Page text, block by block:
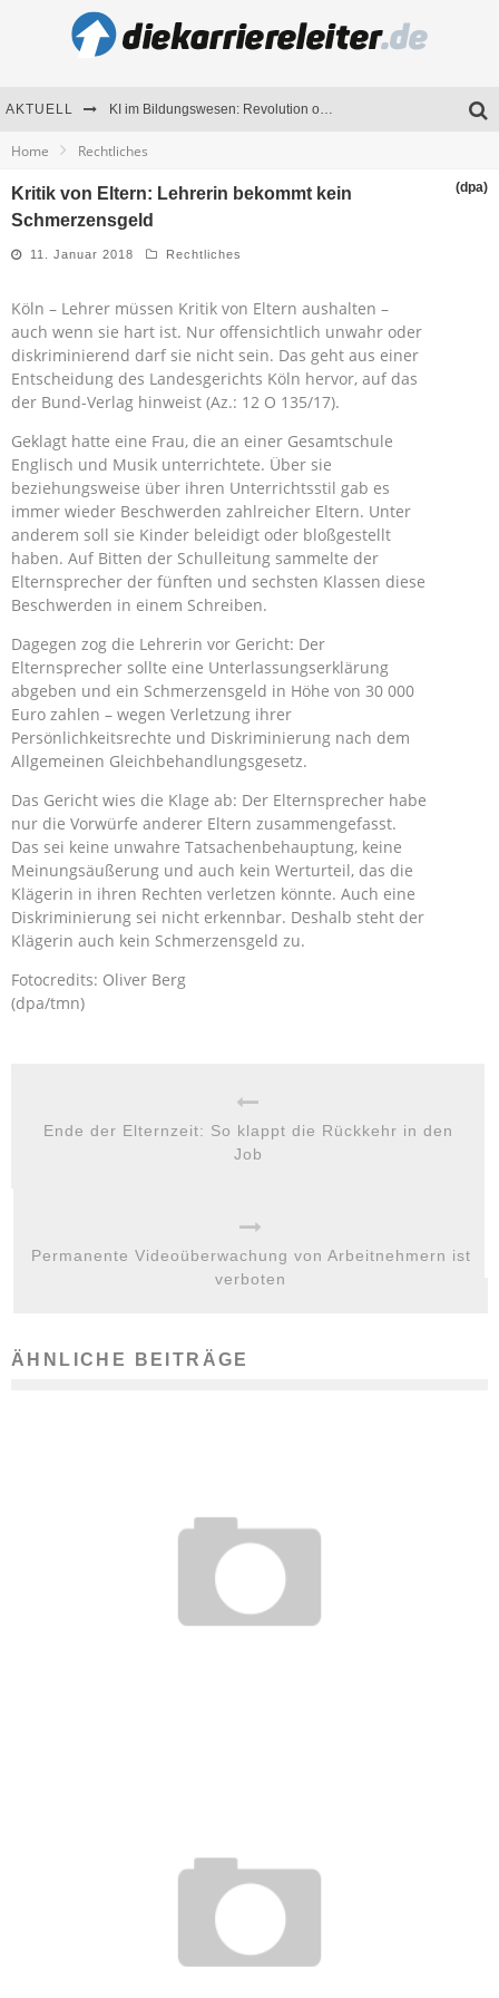
AKTUELL KI im Bildungswesen: Revolution oder Risiko für Schulen und Universitäten?
Seminare als Motivationsmotor – Wie Weiterbildung Mitarbeiter nachhaltig begeistert
Home Rechtliches
Kritik von Eltern: Lehrerin bekommt kein
Schmerzensgeld
(dpa)
11. Januar 2018 Rechtliches
Köln – Lehrer müssen Kritik von Eltern aushalten –
auch wenn sie hart ist. Nur offensichtlich unwahr oder
diskriminierend darf sie nicht sein. Das geht aus einer
Entscheidung des Landesgerichts Köln hervor, auf das
der Bund-Verlag hinweist (Az.: 12 O 135/17).
Geklagt hatte eine Frau, die an einer Gesamtschule
Englisch und Musik unterrichtete. Über sie
beziehungsweise über ihren Unterrichtsstil gab es
immer wieder Beschwerden zahlreicher Eltern. Unter
anderem soll sie Kinder beleidigt oder bloßgestellt
haben. Auf Bitten der Schulleitung sammelte der
Elternsprecher der fünften und sechsten Klassen diese
Beschwerden in einem Schreiben.
Dagegen zog die Lehrerin vor Gericht: Der
Elternsprecher sollte eine Unterlassungserklärung
abgeben und ein Schmerzensgeld in Höhe von 30 000
Euro zahlen – wegen Verletzung ihrer
Persönlichkeitsrechte und Diskriminierung nach dem
Allgemeinen Gleichbehandlungsgesetz.
Das Gericht wies die Klage ab: Der Elternsprecher habe
nur die Vorwürfe anderer Eltern zusammengefasst.
Das sei keine unwahre Tatsachenbehauptung, keine
Meinungsäußerung und auch kein Werturteil, das die
Klägerin in ihren Rechten verletzen könnte. Auch eine
Diskriminierung sei nicht erkennbar. Deshalb steht der
Klägerin auch kein Schmerzensgeld zu.
Fotocredits: Oliver Berg
(dpa/tmn)
Ende der Elternzeit: So klappt die Rückkehr in den
Job
Permanente Videoüberwachung von Arbeitnehmern ist
verboten
ÄHNLICHE BEITRÄGE